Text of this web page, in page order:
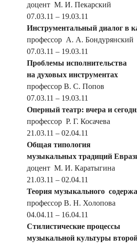
доцент М. И. Пекарский
07.03.11 – 19.03.11
Инструментальный диалог в
профессор А. А. Бондурянский
07.03.11 – 19.03.11
Проблемы исполнительства
на духовых инструментах
профессор В. С. Попов
07.03.11 – 19.03.11
Оперный театр: вчера и
профессор Р. Г. Косачева
21.03.11 – 02.04.11
Общая типология
музыкальных традиций
доцент М. И. Каратыгина
21.03.11 – 02.04.11
Теория музыкального
профессор В. Н. Холопова
04.04.11 – 16.04.11
Стилистические процессы
музыкальной культуры